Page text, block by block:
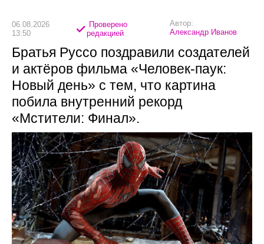
06.08.2026
13:50
Проверено
редакцией
Автор:
Александр Иванов
Братья Руссо поздравили создателей
и актёров фильма «Человек-паук:
Новый день» с тем, что картина
побила внутренний рекорд
«Мстители: Финал».